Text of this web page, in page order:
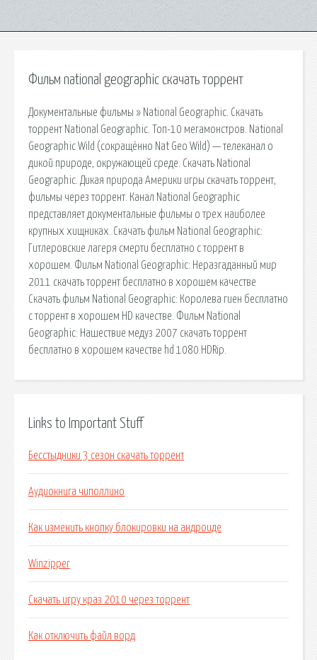
Фильм national geographic скачать торрент
Документальные фильмы » National Geographic. Скачать
торрент National Geographic. Топ-10 мегамонстров. National
Geographic Wild (сокращённо Nat Geo Wild) — телеканал о
дикой природе, окружающей среде. Скачать National
Geographic. Дикая природа Америки игры скачать торрент,
фильмы через торрент. Канал National Geographic
представляет документальные фильмы о трех наиболее
крупных хищниках. Скачать фильм National Geographic:
Гитлеровские лагеря смерти бесплатно c торрент в
хорошем. Фильм National Geographic: Неразгаданный мир
2011 скачать торрент бесплатно в хорошем качестве
Скачать фильм National Geographic: Королева гиен бесплатно
c торрент в хорошем HD качестве. Фильм National
Geographic: Нашествие медуз 2007 скачать торрент
бесплатно в хорошем качестве hd 1080.HDRip.
Links to Important Stuff
Бесстыдники 3 сезон скачать торрент
Аудиокнига чиполлино
Как изменить кнопку блокировки на андроиде
Winzipper
Скачать игру краз 2010 через торрент
Как отключить файл ворд